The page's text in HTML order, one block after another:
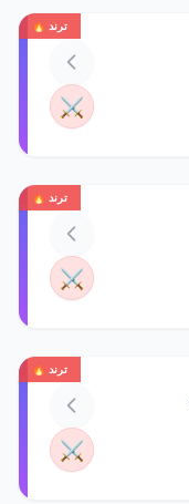
ترند 🔥
⚔️
ترند 🔥
⚔️
ترند 🔥
⚔️